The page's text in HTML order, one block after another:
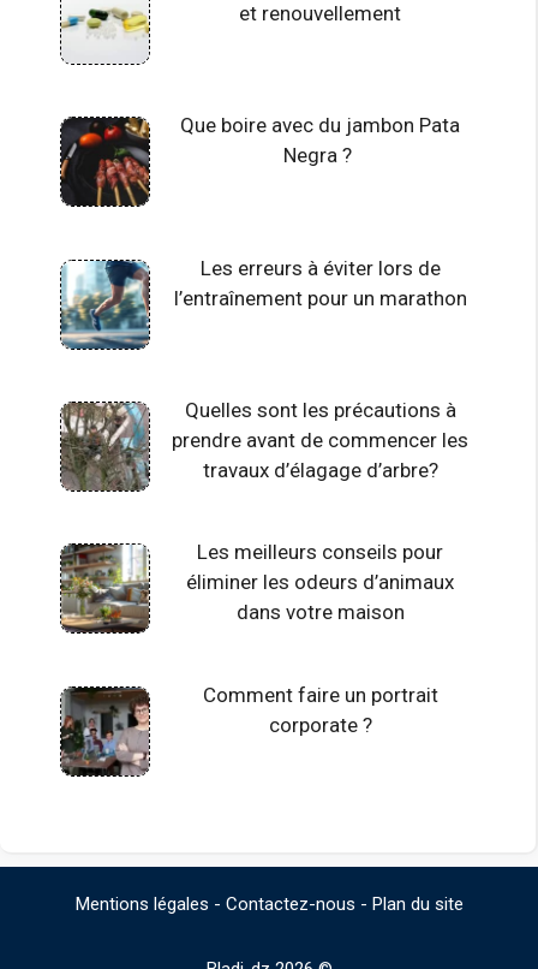
et renouvellement
Que boire avec du jambon Pata
Negra ?
Les erreurs à éviter lors de
l’entraînement pour un marathon
Quelles sont les précautions à
prendre avant de commencer les
travaux d’élagage d’arbre?
Les meilleurs conseils pour
éliminer les odeurs d’animaux
dans votre maison
Comment faire un portrait
corporate ?
Mentions légales - Contactez-nous - Plan du site